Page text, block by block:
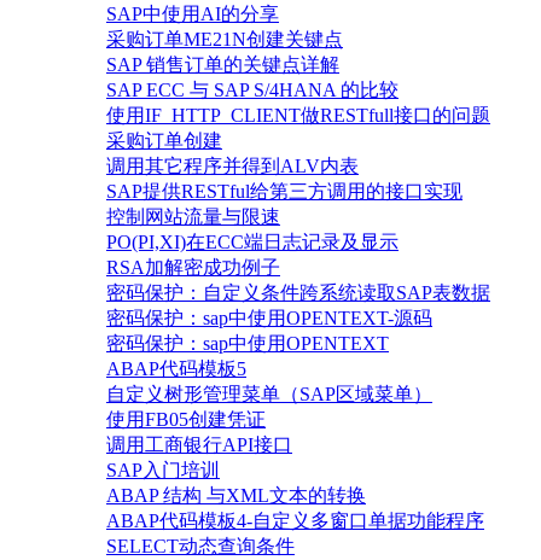
SAP中使用AI的分享
采购订单ME21N创建关键点
SAP 销售订单的关键点详解
SAP ECC 与 SAP S/4HANA 的比较
使用IF_HTTP_CLIENT做RESTfull接口的问题
采购订单创建
调用其它程序并得到ALV内表
SAP提供RESTful给第三方调用的接口实现
控制网站流量与限速
PO(PI,XI)在ECC端日志记录及显示
RSA加解密成功例子
密码保护：自定义条件跨系统读取SAP表数据
密码保护：sap中使用OPENTEXT-源码
密码保护：sap中使用OPENTEXT
ABAP代码模板5
自定义树形管理菜单（SAP区域菜单）
使用FB05创建凭证
调用工商银行API接口
SAP入门培训
ABAP 结构 与XML文本的转换
ABAP代码模板4-自定义多窗口单据功能程序
SELECT动态查询条件